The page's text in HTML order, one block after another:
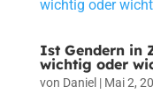
Ist Gendern in
wichtig oder
von Daniel | Mai 2,